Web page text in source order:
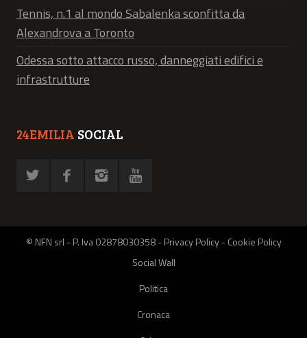
Tennis, n.1 al mondo Sabalenka sconfitta da
Alexandrova a Toronto
Odessa sotto attacco russo, danneggiati edifici e
infrastrutture
24EMILIA SOCIAL
© NFN srl - P. Iva 02878030358 -Privacy Policy-Cookie Policy
Social Wall
Politica
Cronaca